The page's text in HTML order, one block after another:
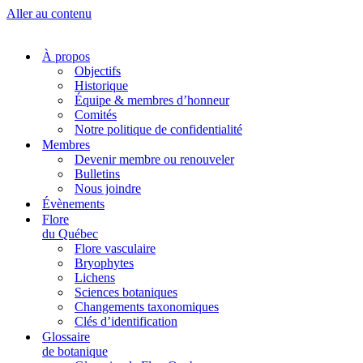
Aller au contenu
À propos
Objectifs
Historique
Équipe & membres d’honneur
Comités
Notre politique de confidentialité
Membres
Devenir membre ou renouveler
Bulletins
Nous joindre
Évènements
Flore
du Québec
Flore vasculaire
Bryophytes
Lichens
Sciences botaniques
Changements taxonomiques
Clés d’identification
Glossaire
de botanique